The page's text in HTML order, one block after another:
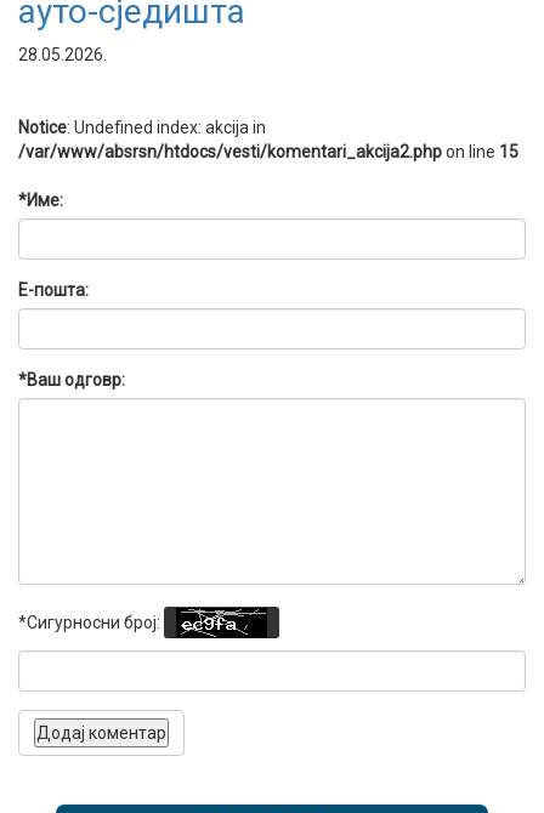
ауто-сједишта
28.05.2026.
Notice: Undefined index: akcija in
/var/www/absrsn/htdocs/vesti/komentari_akcija2.phpon line 15
*Име:
Е-пошта:
*Ваш одговр:
*Сигурносни број: